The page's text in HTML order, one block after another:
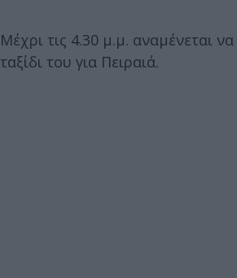
Μέχρι τις 4.30 μ.μ. αναμένεται να
ταξίδι του για Πειραιά.